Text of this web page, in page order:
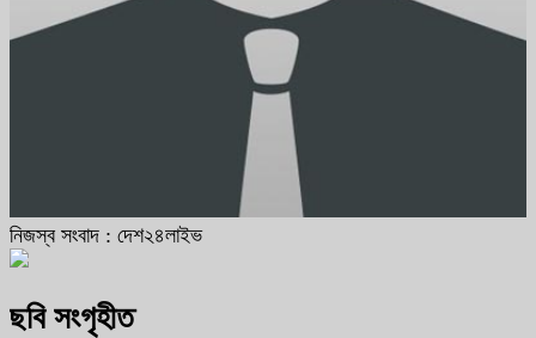
নিজস্ব সংবাদ : দেশ২৪লাইভ
ছবি সংগৃহীত